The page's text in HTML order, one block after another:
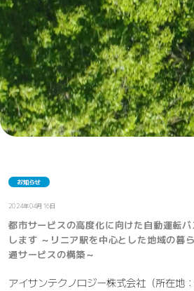
お知らせ
2024年04月16日
都市サービスの高度化に向けた自動運転
します ～リニア駅を中心とした地域の暮
通サービスの構築～
アイサンテクノロジー株式会社（所在地